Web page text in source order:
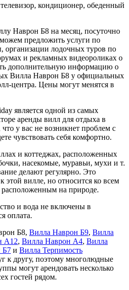
кондиционер, обеденный
Наврон Б8 на месяц, посуточно
предложить услуги по
организации лодочных туров по
и рекламных видеороликах о
дополнительную информацию о
Вилла Наврон Б8 у официальных
центра. Цены могут менятся в
является одной из самых
аренды вилл для отдыха в
у вас не возникнет проблем с
чувствовать себя комфортно.
и коттеджах, расположенных
насекомые, муравьи, мухи и т.
делают регулярно. Это
этой вилле, но относится ко всем
на природе.
и вода не включены в
оплата.
Б8, Вилла Наврон Б9, Вилла
A12, Вилла Наврон A4, Вилла
Б7 и Вилла Терпимость
к другу, поэтому многолюдные
могут арендовать несколько
гостей рядом.